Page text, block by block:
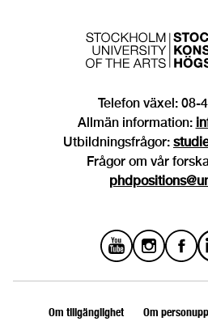
Telefon växel: 08-
Allmän information:
Utbildningsfrågor:
Frågor om vår
Om tillgänglighet Om